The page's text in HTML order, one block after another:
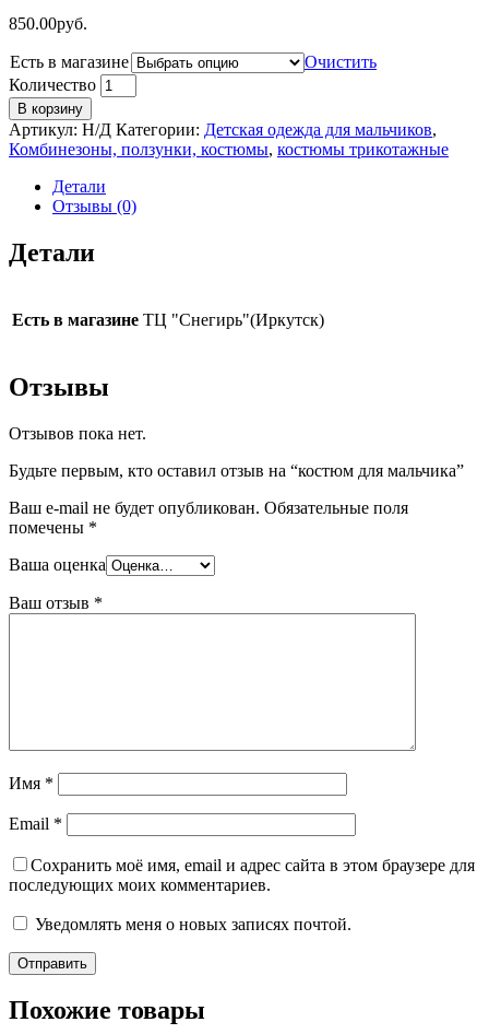
850.00руб.
Есть в магазине
Очистить
Количество
В корзину
Артикул: Н/Д Категории: Детская одежда для мальчиков,
Комбинезоны, ползунки, костюмы, костюмы трикотажные
Детали
Отзывы (0)
Детали
Есть в магазине ТЦ "Снегирь"(Иркутск)
Отзывы
Отзывов пока нет.
Будьте первым, кто оставил отзыв на “костюм для мальчика”
Ваш e-mail не будет опубликован. Обязательные поля
помечены *
Ваша оценка
Ваш отзыв *
Имя *
Email *
Сохранить моё имя, email и адрес сайта в этом браузере для
последующих моих комментариев.
Уведомлять меня о новых записях почтой.
Похожие товары